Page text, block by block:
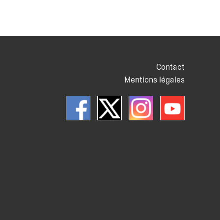
Contact
Mentions légales